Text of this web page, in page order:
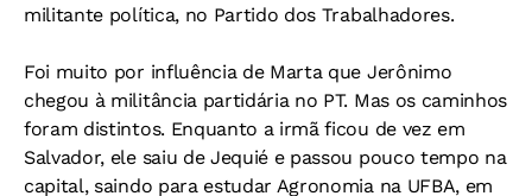
militante política, no Partido dos Trabalhadores.
Foi muito por influência de Marta que Jerônimo
chegou à militância partidária no PT. Mas os caminhos
foram distintos. Enquanto a irmã ficou de vez em
Salvador, ele saiu de Jequié e passou pouco tempo na
capital, saindo para estudar Agronomia na UFBA, em